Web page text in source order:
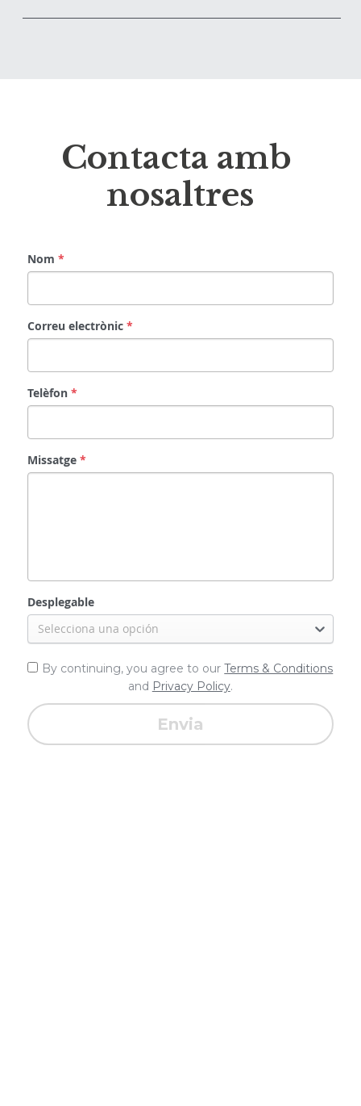
Contacta amb
nosaltres
Nom *
Correu electrònic*
Telèfon*
Missatge*
Desplegable
Selecciona una opción
By continuing, you agree to ourTerms & Conditions
and Privacy Policy.
Envia